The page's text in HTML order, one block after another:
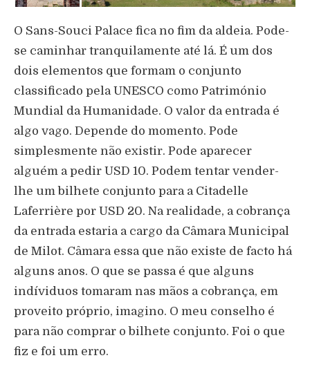
O Sans-Souci Palace fica no fim da aldeia. Pode-
se caminhar tranquilamente até lá. É um dos
dois elementos que formam o conjunto
classificado pela UNESCO como Património
Mundial da Humanidade. O valor da entrada é
algo vago. Depende do momento. Pode
simplesmente não existir. Pode aparecer
alguém a pedir USD 10. Podem tentar vender-
lhe um bilhete conjunto para a Citadelle
Laferrière por USD 20. Na realidade, a cobrança
da entrada estaria a cargo da Câmara Municipal
de Milot. Câmara essa que não existe de facto há
alguns anos. O que se passa é que alguns
indíviduos tomaram nas mãos a cobrança, em
proveito próprio, imagino. O meu conselho é
para não comprar o bilhete conjunto. Foi o que
fiz e foi um erro.